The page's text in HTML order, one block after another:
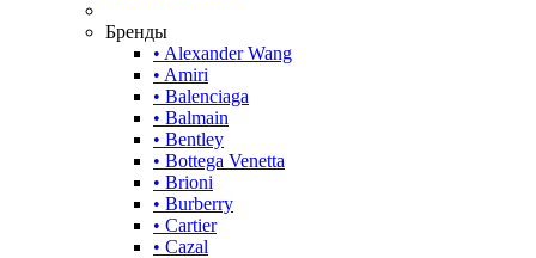
Бренды
• Alexander Wang
• Amiri
• Balenciaga
• Balmain
• Bentley
• Bottega Venetta
• Brioni
• Burberry
• Cartier
• Cazal